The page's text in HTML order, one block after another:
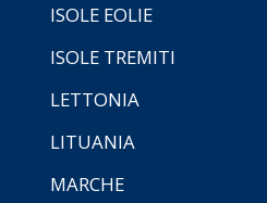
ISOLE EOLIE
ISOLE TREMITI
LETTONIA
LITUANIA
MARCHE